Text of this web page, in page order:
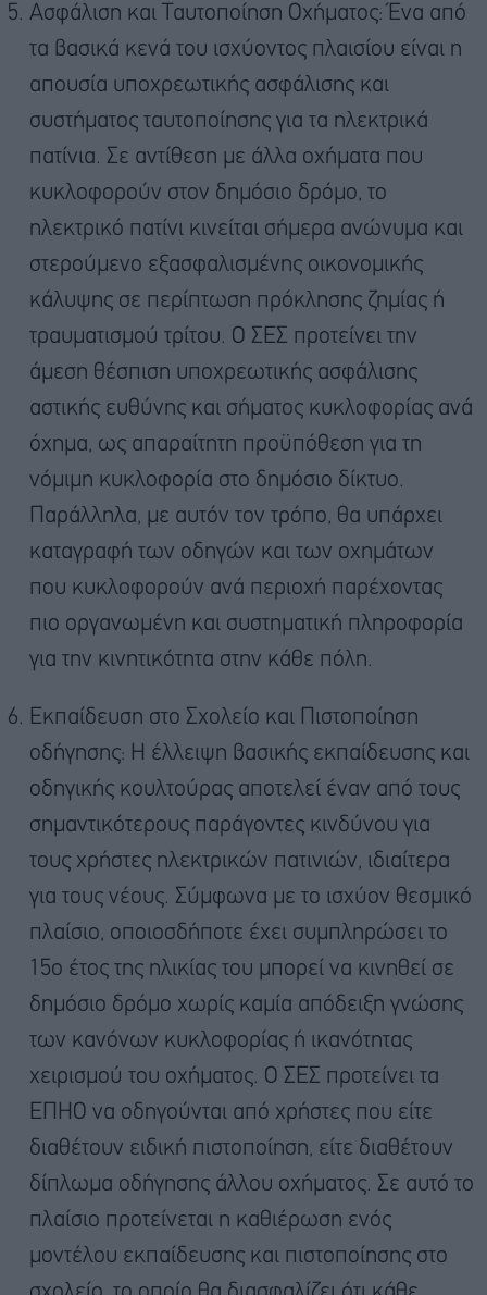
Ασφάλιση και Ταυτοποίηση Οχήματος: Ένα από
τα βασικά κενά του ισχύοντος πλαισίου είναι η
απουσία υποχρεωτικής ασφάλισης και
συστήματος ταυτοποίησης για τα ηλεκτρικά
πατίνια. Σε αντίθεση με άλλα οχήματα που
κυκλοφορούν στον δημόσιο δρόμο, το
ηλεκτρικό πατίνι κινείται σήμερα ανώνυμα και
στερούμενο εξασφαλισμένης οικονομικής
κάλυψης σε περίπτωση πρόκλησης ζημίας ή
τραυματισμού τρίτου. Ο ΣΕΣ προτείνει την
άμεση θέσπιση υποχρεωτικής ασφάλισης
αστικής ευθύνης και σήματος κυκλοφορίας ανά
όχημα, ως απαραίτητη προϋπόθεση για τη
νόμιμη κυκλοφορία στο δημόσιο δίκτυο.
Παράλληλα, με αυτόν τον τρόπο, θα υπάρχει
καταγραφή των οδηγών και των οχημάτων
που κυκλοφορούν ανά περιοχή παρέχοντας
πιο οργανωμένη και συστηματική πληροφορία
για την κινητικότητα στην κάθε πόλη.
Εκπαίδευση στο Σχολείο και Πιστοποίηση
οδήγησης: Η έλλειψη βασικής εκπαίδευσης και
οδηγικής κουλτούρας αποτελεί έναν από τους
σημαντικότερους παράγοντες κινδύνου για
τους χρήστες ηλεκτρικών πατινιών, ιδιαίτερα
για τους νέους. Σύμφωνα με το ισχύον θεσμικό
πλαίσιο, οποιοσδήποτε έχει συμπληρώσει το
15ο έτος της ηλικίας του μπορεί να κινηθεί σε
δημόσιο δρόμο χωρίς καμία απόδειξη γνώσης
των κανόνων κυκλοφορίας ή ικανότητας
χειρισμού του οχήματος. Ο ΣΕΣ προτείνει τα
ΕΠΗΟ να οδηγούνται από χρήστες που είτε
διαθέτουν ειδική πιστοποίηση, είτε διαθέτουν
δίπλωμα οδήγησης άλλου οχήματος. Σε αυτό το
πλαίσιο προτείνεται η καθιέρωση ενός
μοντέλου εκπαίδευσης και πιστοποίησης στο